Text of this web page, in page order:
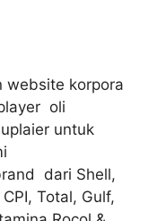
website korpora
oli
untuk
dari Shell,
Total, Gulf,